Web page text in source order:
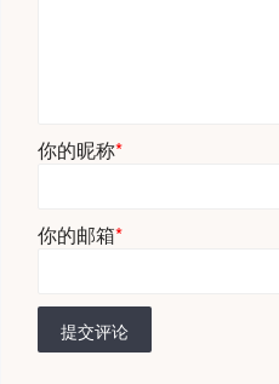
你的昵称*
你的邮箱*
提交评论